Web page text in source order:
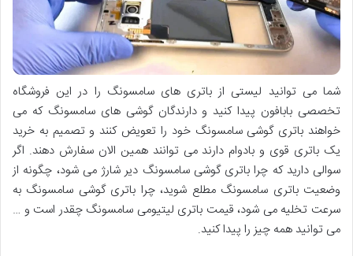
شما می توانید لیستی از باتری های سامسونگ را در این فروشگاه
تخصصی بابافون پیدا کنید و دارندگان گوشی های سامسونگ که می
خواهند باتری گوشی سامسونگ خود را تعویض کنند و تصمیم به خرید
یک باتری قوی و بادوام دارند می توانند همین الان سفارش دهند. اگر
سوالی دارید که چرا باتری گوشی سامسونگ دیر شارژ می شود، چگونه از
وضعیت باتری سامسونگ مطلع شوید، چرا باتری گوشی سامسونگ به
سرعت تخلیه می شود، قیمت باتری لیتیومی سامسونگ چقدر است و …
می توانید همه چیز را پیدا کنید.